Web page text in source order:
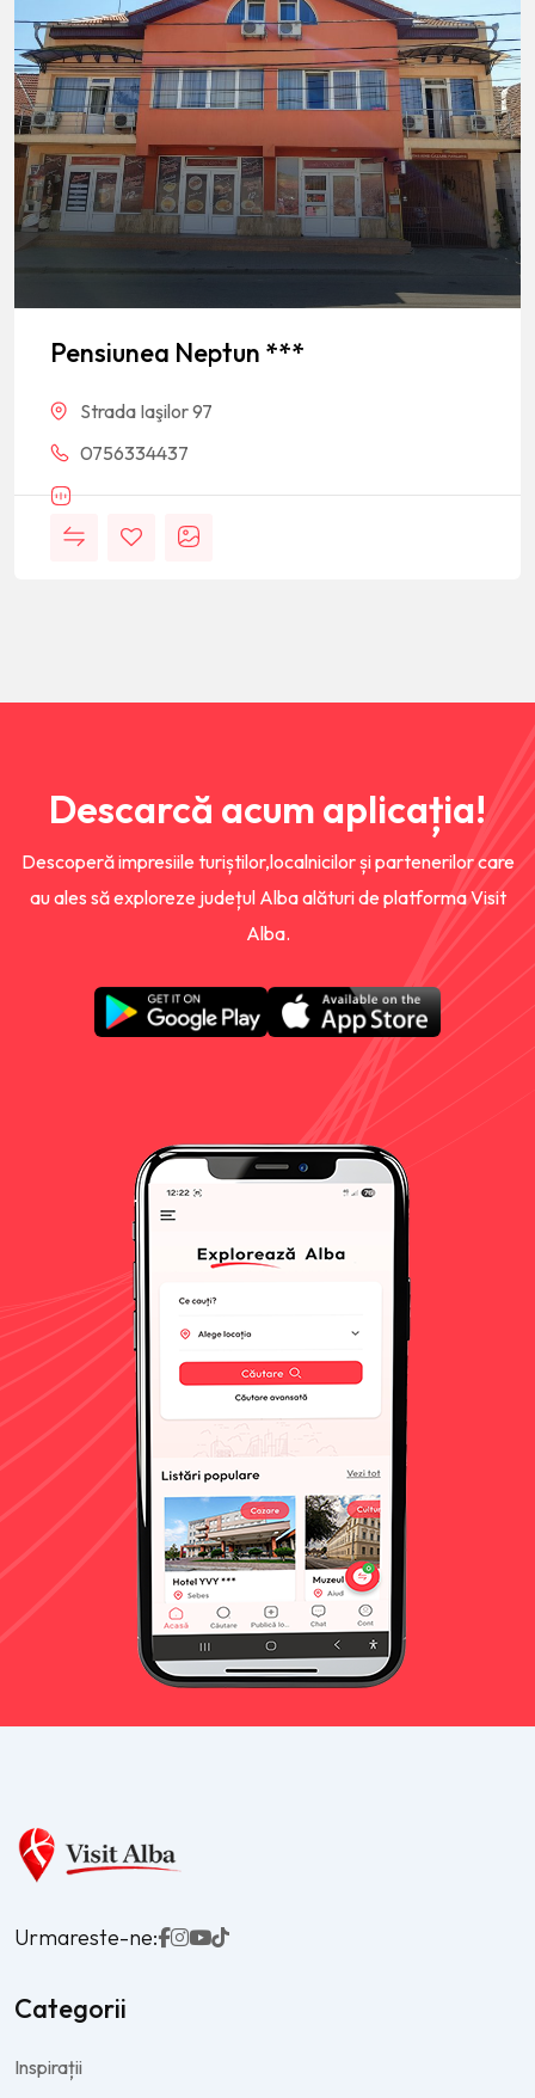
Pensiunea Neptun ***
Strada Iaşilor 97
0756334437
Descarcă acum aplicația!
Descoperă impresiile turiștilor,localnicilor și partenerilor care
au ales să exploreze județul Alba alături de platforma Visit
Alba.
Urmareste-ne:
Categorii
Inspirații